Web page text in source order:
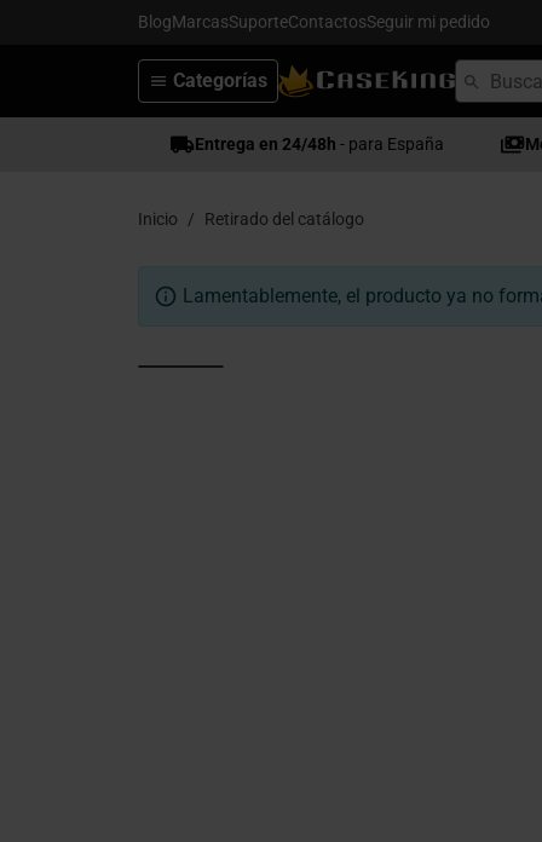
BlogMarcasSuporteContactosSeguir mi pedido
Categorías
Entrega en 24/48h - para España
Inicio Retirado del catálogo
Lamentablemente, el producto ya no